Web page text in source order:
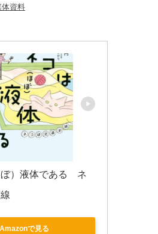
体資料
）液体である　ネ
Amazonで見る